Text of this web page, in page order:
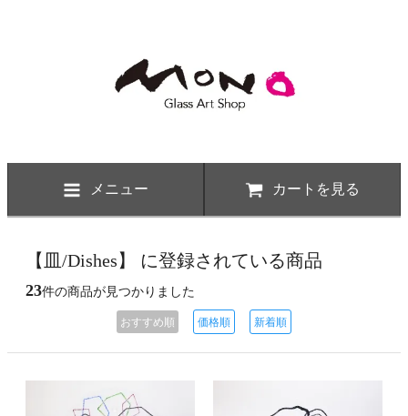
メニュー カートを見る
【皿/Dishes】 に登録されている商品
23件の商品が見つかりました
おすすめ順 価格順 新着順